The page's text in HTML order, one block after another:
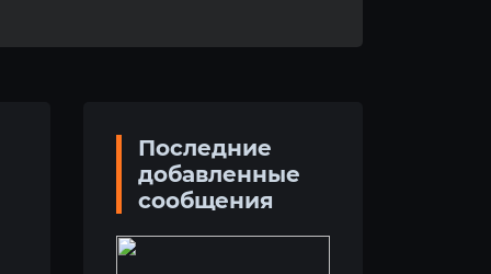
Последние
добавленные
сообщения